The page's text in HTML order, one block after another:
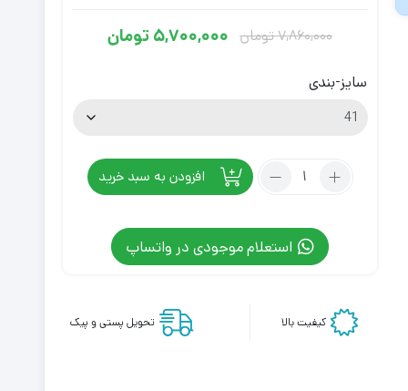
7,860,000تومان
قیمت
5,700,000 تومان
قیمت
سایز-بندی
تعداد:
والیبال
اسیکس
توکیو
افزودن به سبد خرید
استعلام موجودی در واتساپ
کیفیت بالا تحویل پستی و پیک